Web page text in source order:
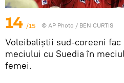
14 /15 © AP Photo / BEN CURTIS
Voleibaliștii sud-coreeni
meciului cu Suedia în
femei.